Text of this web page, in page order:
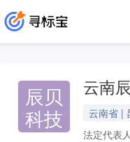
辰贝
科技
云南
云南省 |
法定代表